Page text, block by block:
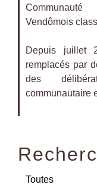
Vendômois
Depuis juillet
remplacés par
des
communautaire
Toutes